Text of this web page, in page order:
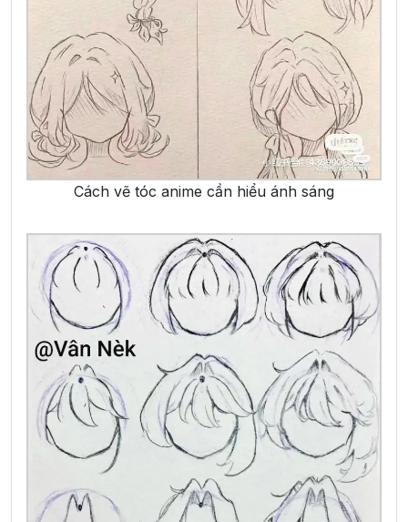
Cách vẽ tóc anime cần hiểu ánh sáng